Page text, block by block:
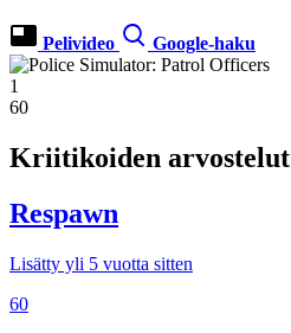
Pelivideo Google-haku
1
60
Kriitikoiden arvostelut
Respawn
Lisätty yli 5 vuotta sitten
60